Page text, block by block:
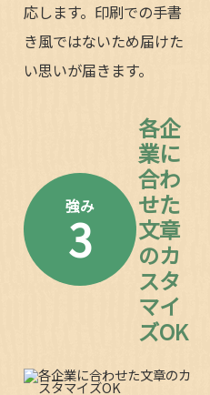
応します。印刷での手書
き風ではないため届けた
い思いが届きます。
強み
3
各企
業に
合わ
せた
文章
のカ
スタ
マイ
ズOK